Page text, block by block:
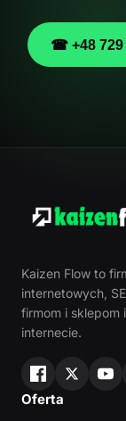
☎ +48 729
Kaizen Flow to
internetowych,
firmom i sklepom
internecie.
Oferta